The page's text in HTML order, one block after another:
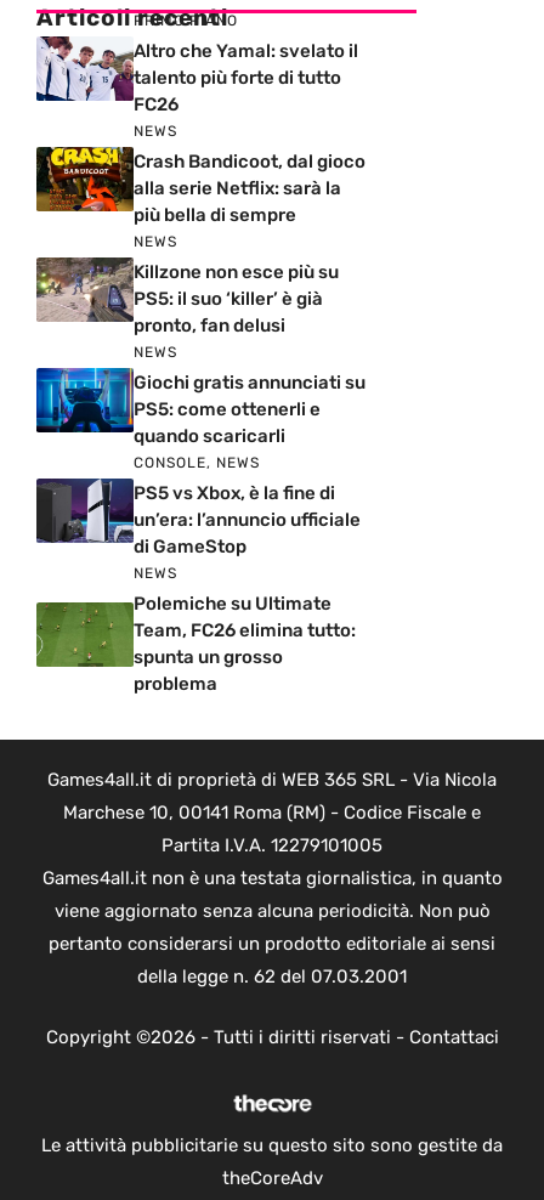
Articoli recenti
PRIMO PIANO
Altro che Yamal: svelato il
talento più forte di tutto
FC26
NEWS
Crash Bandicoot, dal gioco
alla serie Netflix: sarà la
più bella di sempre
NEWS
Killzone non esce più su
PS5: il suo ‘killer’ è già
pronto, fan delusi
NEWS
Giochi gratis annunciati su
PS5: come ottenerli e
quando scaricarli
CONSOLE, NEWS
PS5 vs Xbox, è la fine di
un’era: l’annuncio ufficiale
di GameStop
NEWS
Polemiche su Ultimate
Team, FC26 elimina tutto:
spunta un grosso
problema
Games4all.it di proprietà di WEB 365 SRL - Via Nicola
Marchese 10, 00141 Roma (RM) - Codice Fiscale e
Partita I.V.A. 12279101005
Games4all.it non è una testata giornalistica, in quanto
viene aggiornato senza alcuna periodicità. Non può
pertanto considerarsi un prodotto editoriale ai sensi
della legge n. 62 del 07.03.2001
Copyright ©2026 - Tutti i diritti riservati - Contattaci
Le attività pubblicitarie su questo sito sono gestite da
theCoreAdv